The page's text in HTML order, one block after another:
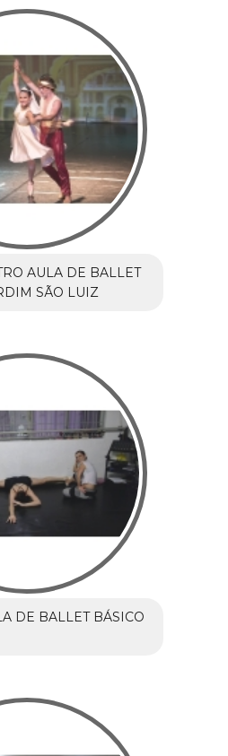
AULA DE BALLET
SÃO LUIZ
DE BALLET BÁSICO